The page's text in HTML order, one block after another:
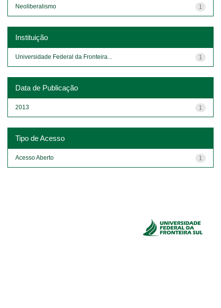
1
Neoliberalismo
Instituição
1
Universidade Federal da Fronteira...
Data de Publicação
1
2013
Tipo de Acesso
1
Acesso Aberto